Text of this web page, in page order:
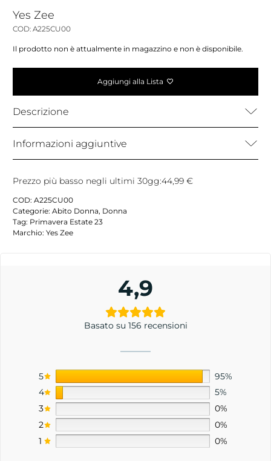
Yes Zee
COD: A225CU00
Il prodotto non è attualmente in magazzino e non è disponibile.
Aggiungi alla Lista
Descrizione
Informazioni aggiuntive
Prezzo più basso negli ultimi 30gg:44,99 €
COD: A225CU00
Categorie: Abito Donna, Donna
Tag: Primavera Estate 23
Marchio: Yes Zee
4,9
Basato su 156 recensioni
5
95%
4
5%
3
0%
2
0%
1
0%